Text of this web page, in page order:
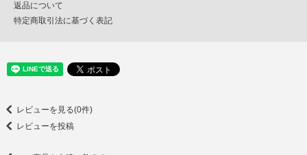
返品について
特定商取引法に基づく表記
レビューを見る(0件)
レビューを投稿